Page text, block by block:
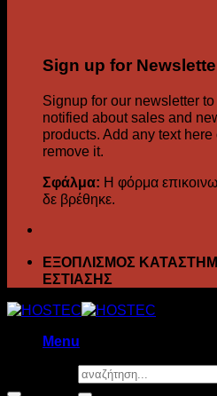
Sign up for
Signup for our newsletter to
notified about sales and
products. Add any text here
remove it.
Σφάλμα: Η φόρμα
δε βρέθηκε.
ΕΞΟΠΛΙΣΜΟΣ
ΕΣΤΙΑΣΗΣ
Menu
Αναζήτηση
για: